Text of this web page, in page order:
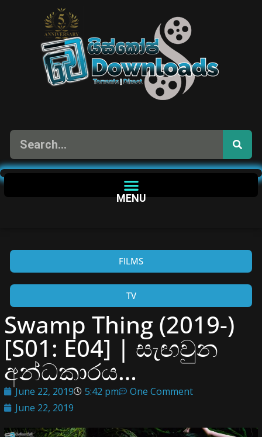
MENU
FILMS
TV
Swamp Thing (2019-)
[S01: E04] | සැඟවුන
අන්ධකාරය…
June 22, 2019 5:42 pm
One Comment
June 22, 2019